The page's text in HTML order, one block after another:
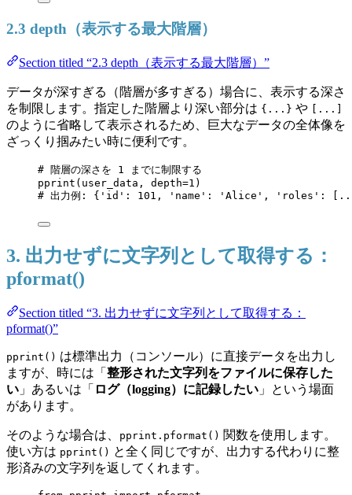
2.3 depth（表示する最大階層）
Section titled “2.3 depth（表示する最大階層）”
データが深すぎる（階層が多すぎる）場合に、表示する深さ
を制限します。指定した階層より深い部分は {...} や [...]
のように省略して表示されるため、巨大なデータの全体像を
ざっくり掴みたい時に便利です。
# 階層の深さを 1 までに制限する
pprint ( user_data , depth=1 )
# 出力例: {'id': 101, 'name': 'Alice', 'roles':
3. 出力せずに文字列として取得する：
pformat()
Section titled “3. 出力せずに文字列として取得する：
pformat()”
pprint() は標準出力（コンソール）に直接データを出力し
ますが、時には「 整形された文字列をファイルに保存した
い 」あるいは「 ログ（logging）に記録したい 」という場面
があります。
そのような場合は、 pprint.pformat() 関数を使用します。
使い方は pprint() と全く同じですが、出力する代わりに整
形済みの文字列を返してくれます。